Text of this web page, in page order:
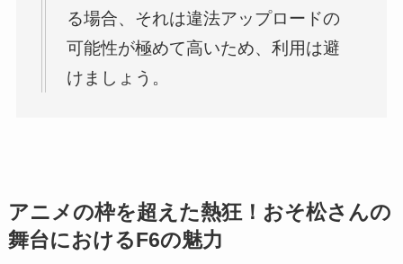
る場合、それは違法アップロードの
可能性が極めて高いため、利用は避
けましょう。
アニメの枠を超えた熱狂！おそ松さんの
舞台におけるF6の魅力